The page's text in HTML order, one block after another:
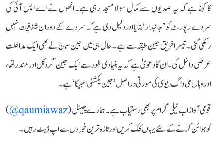
کا کہنا ہے کہ یہ صدیوں سے کمال مولا مسجد رہی ہے۔ انھوں نے اے ایس آئی کی
سروے رپورٹ کو ’جانبدار‘ بتایا اور دلیل دی ہے کہ سروے کے دوران شفافیت نہیں
رکھی گئی۔ تیسرا فریق جین طبقہ سے ہے۔ حال ہی میں جین سماج نے بھی ایک مداخلت
عرضی داخل کی۔ ان کا دعویٰ ہے کہ یہ بنیادی طور سے ایک جین گروکل اور مندر تھا،
اور وہاں ملی واگ دیوی کی مورتی دراصل ’جین یکشنی امبیکا‘ ہے۔
قومی آواز اب ٹیلی گرام پر بھی دستیاب ہے۔ ہمارے چینل (qaumiawaz@
)
کو جوائن کرنے کے لئے یہاں کلک کریں اور تازہ ترین خبروں سے اپ ڈیٹ رہیں۔